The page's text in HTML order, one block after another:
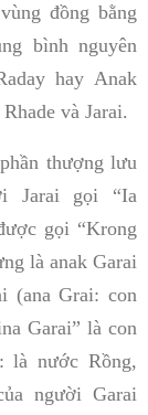
đồng bằng
bình nguyên
hay Anak
và Jarai.
thượng lưu
Jarai gọi “Ia
gọi “Krong
là anak Garai
(ana Grai: con
Garai” là con
là nước Rồng,
người Garai